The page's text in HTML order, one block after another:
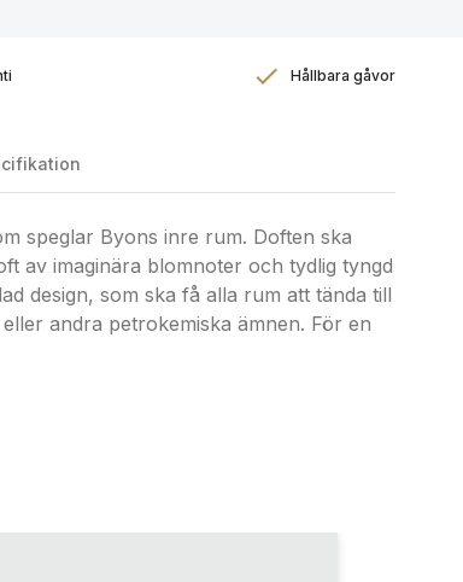
Hållbara gåvor
speglar Byons inre rum. Doften ska
av imaginära blomnoter och tydlig tyngd
design, som ska få alla rum att tända till
andra petrokemiska ämnen. För en